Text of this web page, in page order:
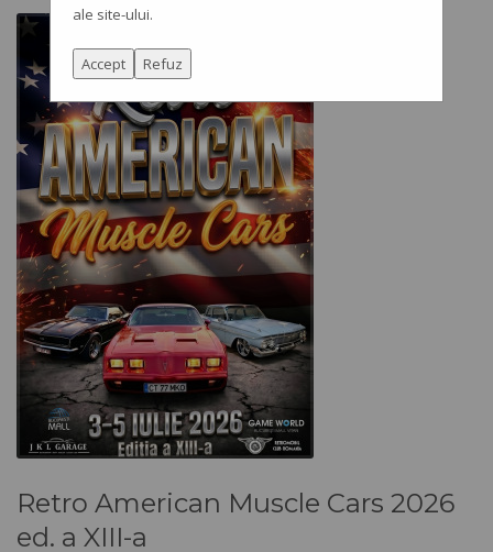
Retro American Muscle Cars 2026
ed. a XIII-a
ale site-ului.
Accept Refuz